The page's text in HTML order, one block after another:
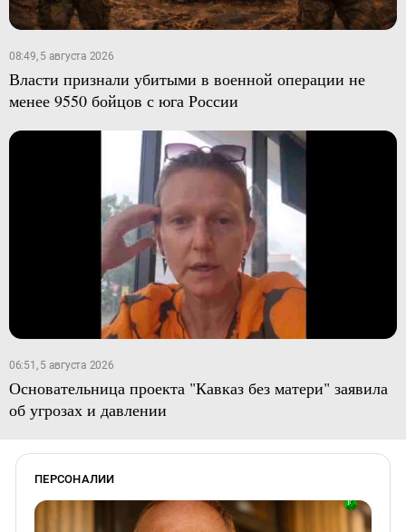
08:49, 5 августа 2026
Власти признали убитыми в военной операции не
менее 9550 бойцов с юга России
06:51, 5 августа 2026
Основательница проекта "Кавказ без матери" заявила
об угрозах и давлении
ПЕРСОНАЛИИ